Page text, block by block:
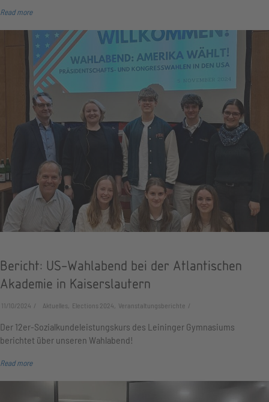
Read more
Bericht: US-Wahlabend bei der Atlantischen
Akademie in Kaiserslautern
11/10/2024 Aktuelles, Elections 2024, Veranstaltungsberichte
Der 12er-Sozialkundeleistungskurs des Leininger Gymnasiums
berichtet über unseren Wahlabend!
Read more